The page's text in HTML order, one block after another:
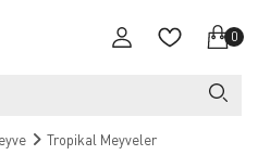
0
Tropikal Meyveler